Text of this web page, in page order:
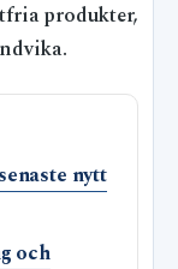
produkter,
nytt
och